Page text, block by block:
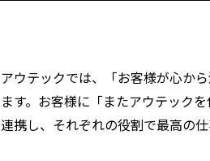
アウテックでは、「お客様が心か
ます。お客様に「またアウテック
連携し、それぞれの役割で最高の